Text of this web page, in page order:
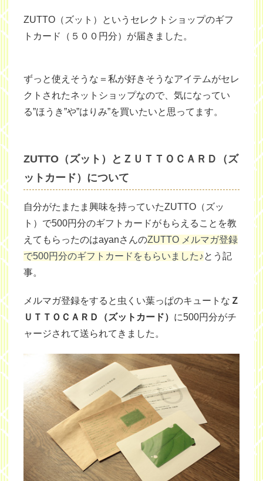
ZUTTO（ズット）というセレクトショップのギフ
トカード（５００円分）が届きました。
ずっと使えそうな＝私が好きそうなアイテムがセレ
クトされたネットショップなので、気になってい
る”ほうき”や”はりみ”を買いたいと思ってます。
ZUTTO（ズット）とＺＵＴＴＯＣＡＲＤ（ズ
ットカード）について
自分がたまたま興味を持っていたZUTTO（ズッ
ト）で500円分のギフトカードがもらえることを教
えてもらったのはayanさんのZUTTO メルマガ登録
で500円分のギフトカードをもらいました♪とう記
事。
メルマガ登録をすると虫くい葉っぱのキュートな Ｚ
ＵＴＴＯＣＡＲＤ（ズットカード） に500円分がチ
ャージされて送られてきました。